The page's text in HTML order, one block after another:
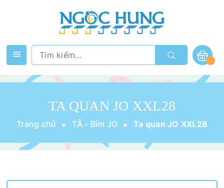
TA QUAN JO XXL28
Trang chủ TÃ - Bỉm JO Ta quan JO XXL28